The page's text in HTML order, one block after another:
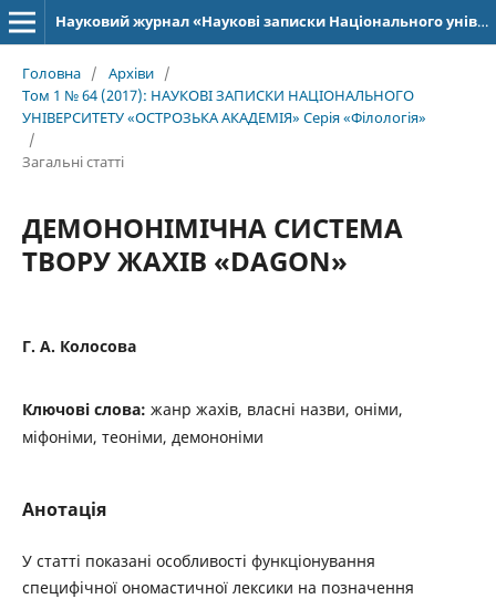
Науковий журнал «Наукові записки Національного університету «Острозька академія»: серія «Філологія»
Головна / Архіви /
Том 1 № 64 (2017): НАУКОВІ ЗАПИСКИ НАЦІОНАЛЬНОГО
УНІВЕРСИТЕТУ «ОСТРОЗЬКА АКАДЕМІЯ» Серія «Філологія»
/
Загальні статті
ДЕМОНОНІМІЧНА СИСТЕМА
ТВОРУ ЖАХІВ «DAGON»
Г. А. Колосова
Ключові слова: жанр жахів, власні назви, оніми,
міфоніми, теоніми, демононіми
Анотація
У статті показані особливості функціонування
специфічної ономастичної лексики на позначення